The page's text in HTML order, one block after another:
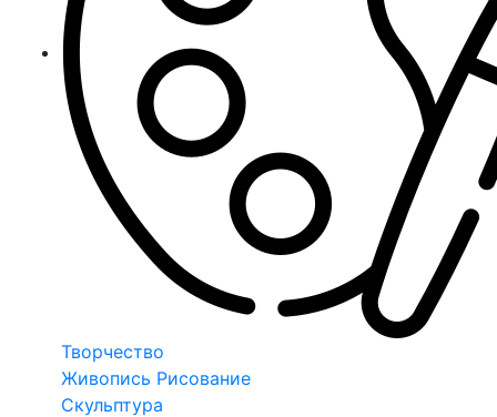
Творчество
Живопись Рисование
Скульптура